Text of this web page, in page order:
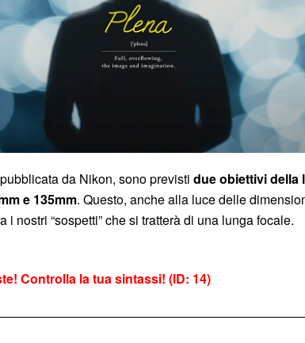
pubblicata da Nikon, sono previsti due obiettivi della
e 135mm. Questo, anche alla luce delle
i nostri “sospetti” che si tratterà di una lunga focale.
Controlla la tua sintassi! (ID: 14)